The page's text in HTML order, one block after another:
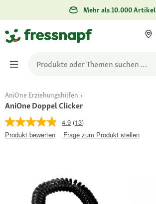
Mehr als 10.000 Artikel
AniOne Erziehungshilfen
AniOne Doppel Clicker
4.9 (13)
Produkt bewerten
Frage zum Produkt stellen